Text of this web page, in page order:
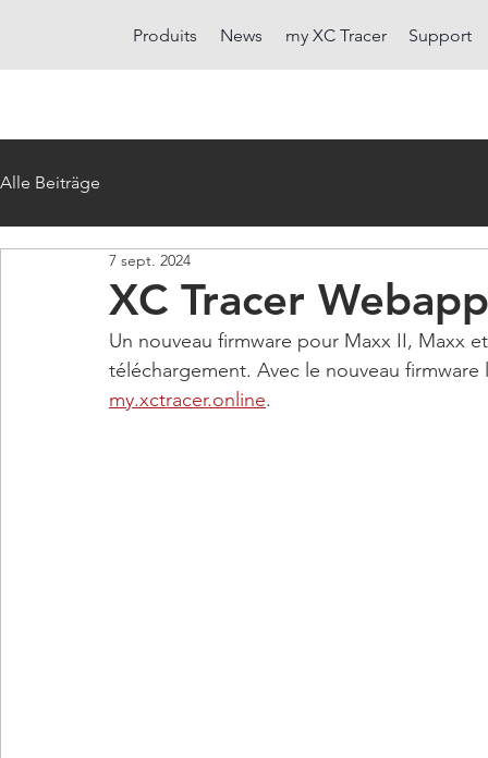
Produits News my XC Tracer Support
Alle Beiträge
XC Tracer
7 sept. 2024
Un nouveau firmware pour Maxx II, Maxx
téléchargement. Avec le nouveau
my.xctracer.online.